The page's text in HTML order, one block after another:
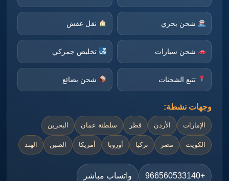
شحن بحري نقل عفش
شحن سيارات تخليص جمركي
تتبع الشحنات شحن بضائع
وجهات نشطة:
الإمارات الأردن قطر سلطنة عمان البحرين
الكويت مصر تركيا أوروبا أمريكا الصين الهند
+966560533140 واتساب مباشر